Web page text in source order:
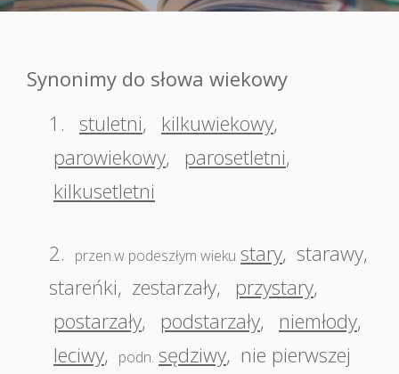
Synonimy do słowa wiekowy
1.
stuletni, kilkuwiekowy,
parowiekowy, parosetletni,
kilkusetletni
2. przen.w podeszłym wieku stary, starawy,
stareńki, zestarzały, przystary,
postarzały, podstarzały, niemłody,
leciwy, podn. sędziwy, nie pierwszej